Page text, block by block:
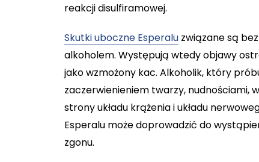
reakcji disulfiramowej.
Skutki uboczne Esperaluzwiązane są
alkoholem. Występują wtedy objawy
jako wzmożony kac. Alkoholik, który
zaczerwienieniem twarzy, nudnościami,
strony układu krążenia i układu
Esperalu może doprowadzić do
zgonu.